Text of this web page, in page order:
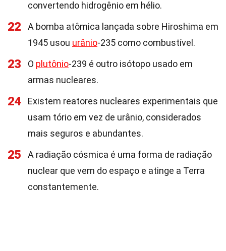
convertendo hidrogênio em hélio.
22
A bomba atômica lançada sobre Hiroshima em
1945 usou urânio-235 como combustível.
23 O plutônio-239 é outro isótopo usado em
armas nucleares.
24
Existem reatores nucleares experimentais que
usam tório em vez de urânio, considerados
mais seguros e abundantes.
25
A radiação cósmica é uma forma de radiação
nuclear que vem do espaço e atinge a Terra
constantemente.